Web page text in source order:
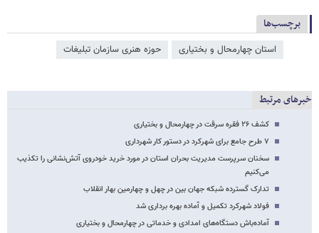
برچسب‌ها
استان چهارمحال و بختیاری حوزه هنری سازمان تبلیغات
خبرهای مرتبط
کشف ۲۶ فقره سرقت در چهارمحال و بختیاری
۷ طرح جامع برای شهرکرد در دستور کار شهرداری
سخنان سرپرست مدیریت بحران استان در مورد خرید خودروی آتش‌نشانی را تکذیب
می‌کنیم
تدارک گسترده شبکه جهان بین در چهل و چهارمین بهار انقلاب
فولاد شهرکرد تکمیل و آماده بهره برداری شد
آماده‌باش دستگاه‌های امدادی و خدماتی در چهارمحال و بختیاری